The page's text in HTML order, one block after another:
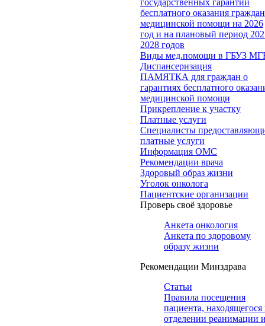
государственных гарантий
бесплатного оказания
медицинской помощи на 2026
год и на плановый период
2028 годов
Виды мед.помощи в ГБУЗ
Диспансеризация
ПАМЯТКА для граждан о
гарантиях бесплатного
медицинской помощи
Прикрепление к участку
Платные услуги
Специалисты
платные услуги
Информация ОМС
Рекомендации врача
Здоровый образ жизни
Уголок онколога
Пациентские организации
Проверь своё здоровье
Анкета онкология
Анкета по здоровому
образу жизни
Рекомендации Минздрава
Статьи
Правила посещения
пациента, находящегося
отделении реанимации и